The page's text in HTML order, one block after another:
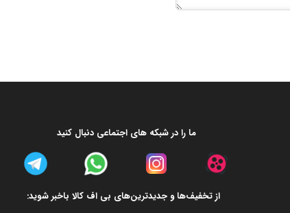
ما را در شبکه های اجتماعی دنبال کنید
از تخفیف‌ها و جدیدترین‌های بی اف کالا باخبر شوید: